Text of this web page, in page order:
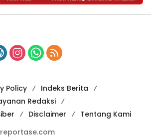
Policy
Indeks Berita
Redaksi
Disclaimer
Tentang Kami